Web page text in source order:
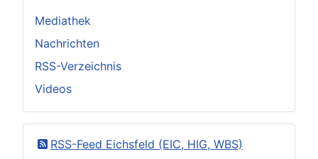
Mediathek
Nachrichten
RSS-Verzeichnis
Videos
RSS-Feed Eichsfeld (EIC, HIG, WBS)